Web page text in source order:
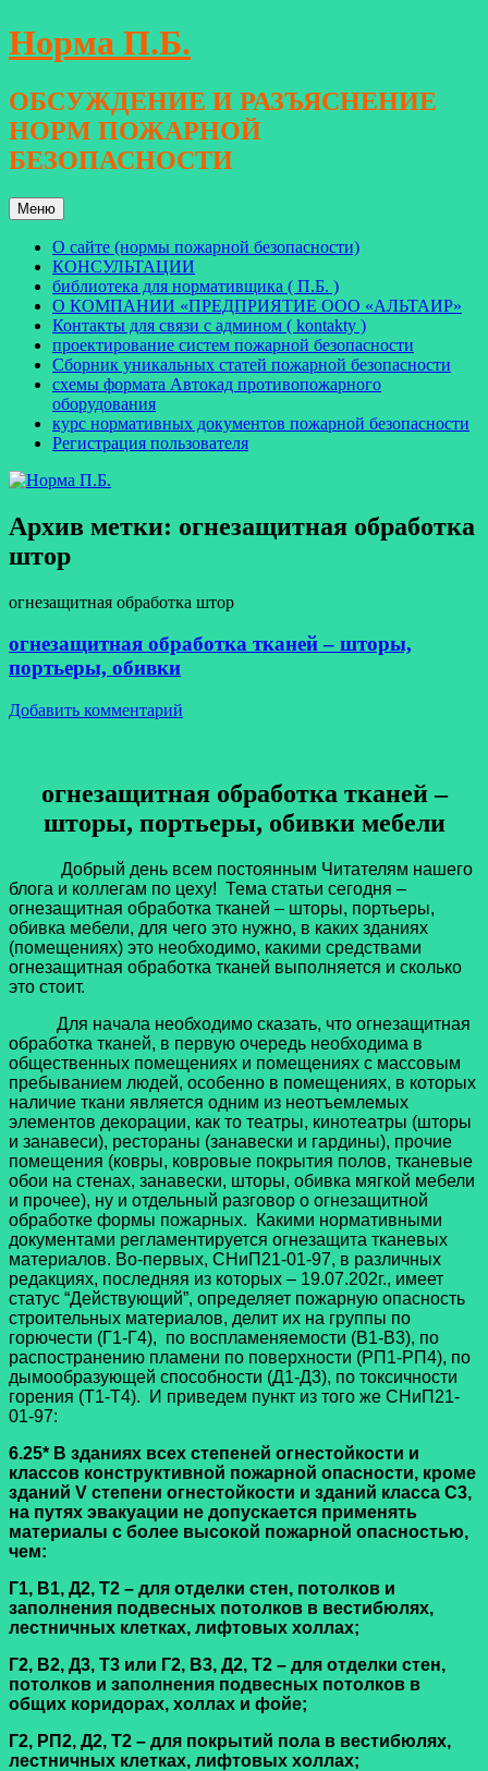
Перейти
к
Норма П.Б.
ОБСУЖДЕНИЕ И РАЗЪЯСНЕНИЕ
НОРМ ПОЖАРНОЙ
БЕЗОПАСНОСТИ
Меню
О сайте (нормы пожарной безопасности)
КОНСУЛЬТАЦИИ
библиотека для нормативщика ( П.Б. )
О КОМПАНИИ «ПРЕДПРИЯТИЕ ООО «АЛЬТАИР»
Контакты для связи с админом ( kontakty )
проектирование систем пожарной безопасности
Сборник уникальных статей пожарной безопасности
схемы формата Автокад противопожарного
оборудования
курс нормативных документов пожарной безопасности
Регистрация пользователя
Архив метки: огнезащитная обработка
штор
огнезащитная обработка штор
огнезащитная обработка тканей – шторы,
портьеры, обивки
Добавить комментарий
огнезащитная обработка тканей –
шторы, портьеры, обивки мебели
Добрый день всем постоянным Читателям нашего
блога и коллегам по цеху! Тема статьи сегодня –
огнезащитная обработка тканей – шторы, портьеры,
обивка мебели, для чего это нужно, в каких зданиях
(помещениях) это необходимо, какими средствами
огнезащитная обработка тканей выполняется и сколько
это стоит.
Для начала необходимо сказать, что огнезащитная
обработка тканей, в первую очередь необходима в
общественных помещениях и помещениях с массовым
пребыванием людей, особенно в помещениях, в которых
наличие ткани является одним из неотъемлемых
элементов декорации, как то театры, кинотеатры (шторы
и занавеси), рестораны (занавески и гардины), прочие
помещения (ковры, ковровые покрытия полов, тканевые
обои на стенах, занавески, шторы, обивка мягкой мебели
и прочее), ну и отдельный разговор о огнезащитной
обработке формы пожарных. Какими нормативными
документами регламентируется огнезащита тканевых
материалов. Во-первых, СНиП21-01-97, в различных
редакциях, последняя из которых – 19.07.202г., имеет
статус “Действующий”, определяет пожарную опасность
строительных материалов, делит их на группы по
горючести (Г1-Г4), по воспламеняемости (В1-В3), по
распостранению пламени по поверхности (РП1-РП4), по
дымообразующей способности (Д1-Д3), по токсичности
горения (Т1-Т4). И приведем пункт из того же СНиП21-
01-97:
6.25* В зданиях всех степеней огнестойкости и
классов конструктивной пожарной опасности, кроме
зданий V степени огнестойкости и зданий класса С3,
на путях эвакуации не допускается применять
материалы с более высокой пожарной опасностью,
чем:
Г1, В1, Д2, Т2 – для отделки стен, потолков и
заполнения подвесных потолков в вестибюлях,
лестничных клетках, лифтовых холлах;
Г2, В2, Д3, Т3 или Г2, В3, Д2, Т2 – для отделки стен,
потолков и заполнения подвесных потолков в
общих коридорах, холлах и фойе;
Г2, РП2, Д2, Т2 – для покрытий пола в вестибюлях,
лестничных клетках, лифтовых холлах;